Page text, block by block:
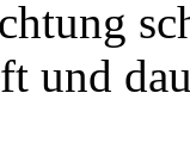
und